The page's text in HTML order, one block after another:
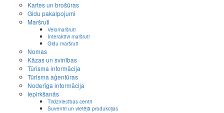
Kartes un brošūras
Gidu pakalpojumi
Maršruti
Velomaršruti
Interaktīvi maršruti
Gidu maršruti
Nomas
Kāzas un svinības
Tūrisma informācija
Tūrisma aģentūras
Noderīga informācija
Iepirkšanās
Tirdzniecības centri
Suvenīri un vietējā produkcijas